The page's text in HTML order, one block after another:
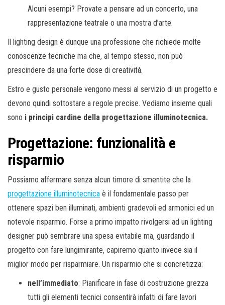
Alcuni esempi? Provate a pensare ad un concerto, una
rappresentazione teatrale o una mostra d’arte.
Il lighting design è dunque una professione che richiede molte
conoscenze tecniche ma che, al tempo stesso, non può
prescindere da una forte dose di creatività.
Estro e gusto personale vengono messi al servizio di un progetto e
devono quindi sottostare a regole precise. Vediamo insieme quali
sono i principi cardine della progettazione illuminotecnica.
Progettazione: funzionalità e
risparmio
Possiamo affermare senza alcun timore di smentite che la
progettazione illuminotecnica è il fondamentale passo per
ottenere spazi ben illuminati, ambienti gradevoli ed armonici ed un
notevole risparmio. Forse a primo impatto rivolgersi ad un lighting
designer può sembrare una spesa evitabile ma, guardando il
progetto con fare lungimirante, capiremo quanto invece sia il
miglior modo per risparmiare. Un risparmio che si concretizza:
nell’immediato: Pianificare in fase di costruzione grezza
tutti gli elementi tecnici consentirà infatti di fare lavori